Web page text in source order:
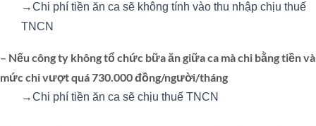
→Chi phí tiền ăn ca sẽ không tính vào thu nhập chịu thuế
TNCN
– Nếu công ty không tổ chức bữa ăn giữa ca mà chi bằng tiền và
mức chi vượt quá 730.000 đồng/người/tháng
→Chi phí tiền ăn ca sẽ chịu thuế TNCN